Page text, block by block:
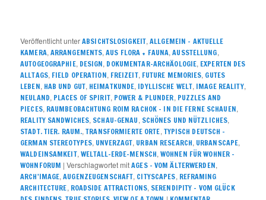
Veröffentlicht unterABSICHTSLOSIGKEIT,ALLGEMEIN – AKTUELLE
KAMERA, ARRANGEMENTS,AUS FLORA + FAUNA,AUSSTELLUNG,
AUTOGEOGRAPHIE, DESIGN, DOKUMENTAR-ARCHÄOLOGIE, EXPERTEN DES
ALLTAGS, FIELD OPERATION, FREIZEIT, FUTURE MEMORIES, GUTES
LEBEN, HAB UND GUT, HEIMATKUNDE, IDYLLISCHE WELT, IMAGE REALITY,
NEULAND, PLACES OF SPIRIT, POWER & PLUNDER, PUZZLES AND
PIECES, RAUMBEOBACHTUNG ROIM RACHOK – IN DIE FERNE SCHAUEN,
REALITY SANDWICHES, SCHAU-GENAU, SCHÖNES UND NÜTZLICHES,
STADT. TIER. RAUM.,TRANSFORMIERTE ORTE, TYPISCH DEUTSCH –
GERMAN STEREOTYPES, UNVERZAGT, URBAN RESEARCH, URBANSCAPE,
WALDEINSAMKEIT, WELTALL-ERDE-MENSCH,WOHNEN FÜR WOHNER –
WOHNFORUM |Verschlagwortet mitAGES - VOM ÄLTERWERDEN,
ARCH'IMAGE,AUGENZEUGENSCHAFT, CITYSCAPES, REFRAMING
ARCHITECTURE, ROADSIDE ATTRACTIONS, SERENDIPITY – VOM GLÜCK